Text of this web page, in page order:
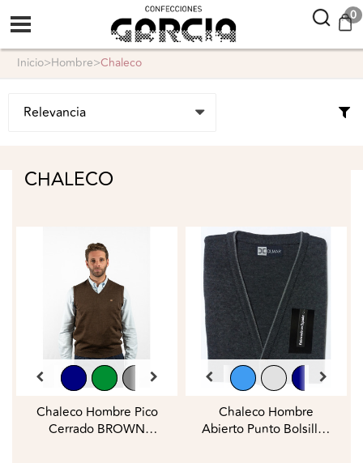
confeccionesgarcia 0
inicio> hombre> chaleco
CHALECO
Chaleco Hombre Pico
Cerrado BROWN
Chaleco Hombre
Abierto Punto Bolsillos